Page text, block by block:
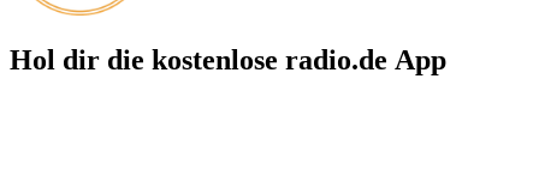
Hol dir die kostenlose radio.de App